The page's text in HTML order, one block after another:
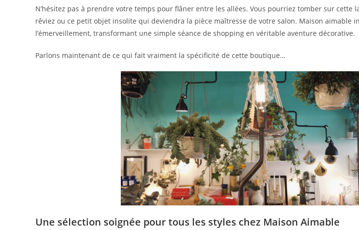
N’hésitez pas à prendre votre temps pour flâner entre les allées. Vous pourriez tomber sur cette
rêviez ou ce petit objet insolite qui deviendra la pièce maîtresse de votre salon. Maison aimable
l’émerveillement, transformant une simple séance de shopping en véritable aventure décorative.
Parlons maintenant de ce qui fait vraiment la spécificité de cette boutique…
Une sélection soignée pour tous les styles chez Maison Aimable